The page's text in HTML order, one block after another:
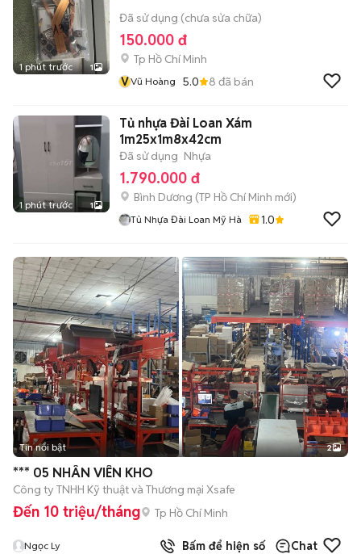
1 phút trước 1
Đã sử dụng (chưa sửa chữa)
150.000 đ
Tp Hồ Chí Minh
VVũ Hoàng 5.0 8 đã bán
1 phút trước 1
Tủ nhựa Đài Loan Xám
1m25x1m8x42cm
Đã sử dụng Nhựa
1.790.000 đ
Bình Dương (TP Hồ Chí Minh mới)
Tủ Nhựa Đài Loan Mỹ Hà 1.0
Tin nổi bật 2
*** 05 NHÂN VIÊN KHO
Công ty TNHH Kỹ thuật và Thương mại Xsafe
Đến 10 triệu/tháng Tp Hồ Chí Minh
Ngọc Ly Bấm để hiện số Chat